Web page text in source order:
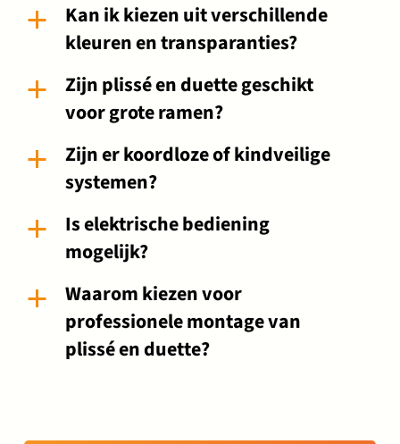
a
Kan ik kiezen uit verschillende
kleuren en transparanties?
a
Zijn plissé en duette geschikt
voor grote ramen?
a
Zijn er koordloze of kindveilige
systemen?
a
Is elektrische bediening
mogelijk?
a
Waarom kiezen voor
professionele montage van
plissé en duette?